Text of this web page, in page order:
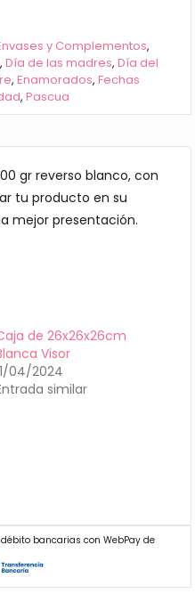
y Complementos,
,Día de las madres,Día del
,Enamorados,Fechas
,Pascua
gr reverso blanco, con
tu producto en su
mejor presentación.
de 26x26x26cm
Visor
04/2024
similar
bancarias con WebPay de